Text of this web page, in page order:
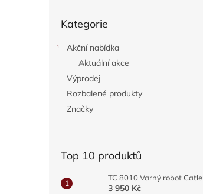
kategorie
Kategorie
Akční nabídka
Aktuální akce
Výprodej
Rozbalené produkty
Značky
Top 10 produktů
TC 8010 Varný robot
3 950 Kč